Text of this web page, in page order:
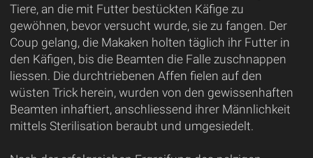
Tiere, an die mit Futter bestückten Käfige zu
gewöhnen, bevor versucht wurde, sie zu fangen. Der
Coup gelang, die Makaken holten täglich ihr Futter in
den Käfigen, bis die Beamten die Falle zuschnappen
liessen. Die durchtriebenen Affen fielen auf den
wüsten Trick herein, wurden von den gewissenhaften
Beamten inhaftiert, anschliessend ihrer Männlichkeit
mittels Sterilisation beraubt und umgesiedelt.